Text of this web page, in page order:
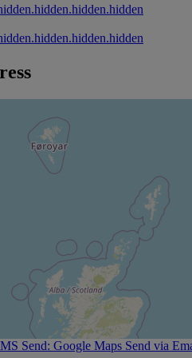
Send: Google Maps Send via